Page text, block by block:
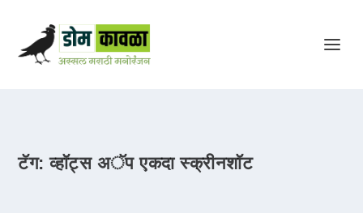
टॅग:व्हॉट्स अॅप एकदा स्क्रीनशॉट